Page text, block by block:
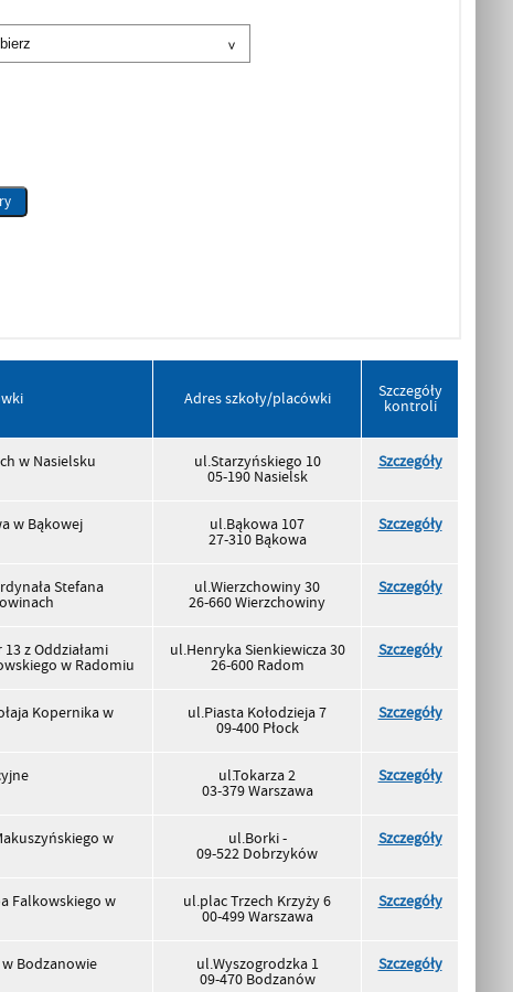
Adres szkoły/placówki Szczegóły
kontroli
w Nasielsku ul.Starzyńskiego 10
05-190 Nasielsk
Szczegóły
w Bąkowej ul.Bąkowa 107
27-310 Bąkowa
Szczegóły
Stefana ul.Wierzchowiny 30
26-660 Wierzchowiny
Szczegóły
z Oddziałami
w Radomiu
ul.Henryka Sienkiewicza 30
26-600 Radom
Szczegóły
Kopernika w ul.Piasta Kołodzieja 7
09-400 Płock
Szczegóły
ul.Tokarza 2
03-379 Warszawa
Szczegóły
w ul.Borki -
09-522 Dobrzyków
Szczegóły
Falkowskiego w ul.plac Trzech Krzyży 6
00-499 Warszawa
Szczegóły
Bodzanowie ul.Wyszogrodzka 1
09-470 Bodzanów
Szczegóły